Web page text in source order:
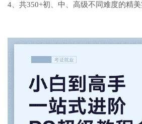
4、共350+初、中、高级不同难度的精美